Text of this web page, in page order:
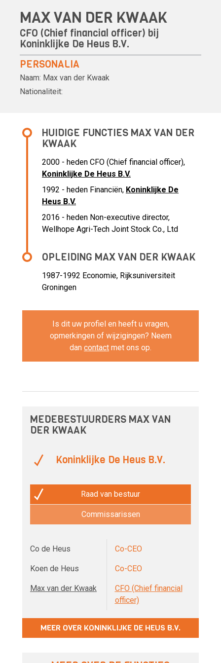
MAX VAN DER KWAAK
CFO (Chief financial officer) bij
Koninklijke De Heus B.V.
PERSONALIA
Naam: Max van der Kwaak
Nationaliteit:
HUIDIGE FUNCTIES MAX VAN DER
KWAAK
2000 - heden CFO (Chief financial officer),
Koninklijke De Heus B.V.
1992 - heden Financiën, Koninklijke De
Heus B.V.
2016 - heden Non-executive director,
Wellhope Agri-Tech Joint Stock Co., Ltd
OPLEIDING MAX VAN DER KWAAK
1987-1992 Economie, Rijksuniversiteit
Groningen
Is dit uw profiel en heeft u vragen,
opmerkingen of wijzigingen? Neem
dan contact met ons op.
MEDEBESTUURDERS MAX VAN
DER KWAAK
Koninklijke De Heus B.V.
Raad van bestuur
Commissarissen
Co de Heus Co-CEO
Koen de Heus Co-CEO
Max van der Kwaak
CFO (Chief financial
officer)
MEER OVER KONINKLIJKE DE HEUS B.V.